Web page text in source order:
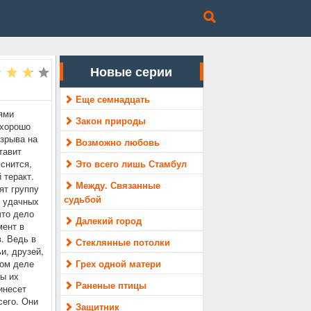
на
группу
удачных
дело
в
Ведь в
друзей,
деле
их
Они
Новые серии
Еще семнадцать
Закон природы
Возможно любовь
Это всего лишь Стамбул
Между. Связанные
судьбой
Далекий город
Стеклянные потолки
Грех одной матери
Раненые птицы
Защитник